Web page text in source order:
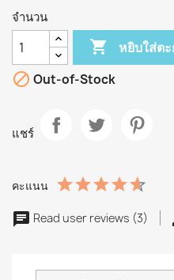
จำนวน
 หยิบใส่ต
 Out-of-Stock
แชร์
คะแนน
Read user reviews (3)